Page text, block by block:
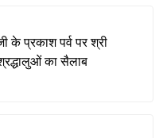
के प्रकाश पर्व पर श्री
का सैलाब